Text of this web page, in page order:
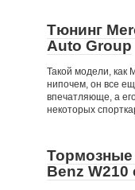
Тюнинг
Auto Group
Такой модели, как
нипочем, он все
впечатляюще, а
некоторых
Тормозные
Benz W210